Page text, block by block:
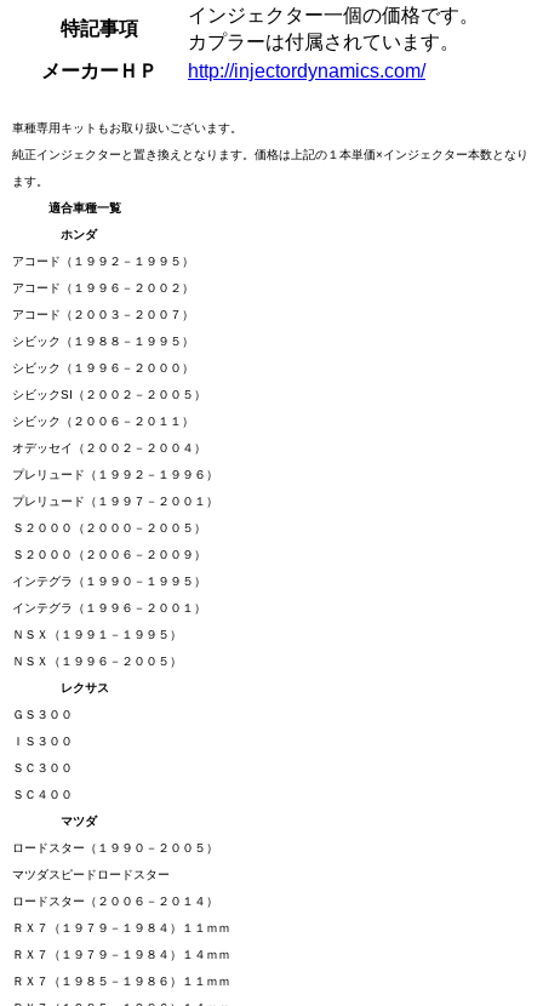
特記事項
インジェクター一個の価格です。
カプラーは付属されています。
メーカーＨＰ
http://injectordynamics.com/
車種専用キットもお取り扱いございます。
純正インジェクターと置き換えとなります。価格は上記の１本単価×インジェクター本数となり
ます。
適合車種一覧
ホンダ
アコード（１９９２－１９９５）
アコード（１９９６－２００２）
アコード（２００３－２００７）
シビック（１９８８－１９９５）
シビック（１９９６－２０００）
シビックSI（２００２－２００５）
シビック（２００６－２０１１）
オデッセイ（２００２－２００４）
プレリュード（１９９２－１９９６）
プレリュード（１９９７－２００１）
Ｓ２０００（２０００－２００５）
Ｓ２０００（２００６－２００９）
インテグラ（１９９０－１９９５）
インテグラ（１９９６－２００１）
ＮＳＸ（１９９１－１９９５）
ＮＳＸ（１９９６－２００５）
レクサス
ＧＳ３００
ＩＳ３００
ＳＣ３００
ＳＣ４００
マツダ
ロードスター（１９９０－２００５）
マツダスピードロードスター
ロードスター（２００６－２０１４）
ＲＸ７（１９７９－１９８４）１１ｍｍ
ＲＸ７（１９７９－１９８４）１４ｍｍ
ＲＸ７（１９８５－１９８６）１１ｍｍ